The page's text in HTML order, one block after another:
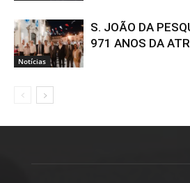
Notícias
S. JOÃO DA
971 ANOS DA